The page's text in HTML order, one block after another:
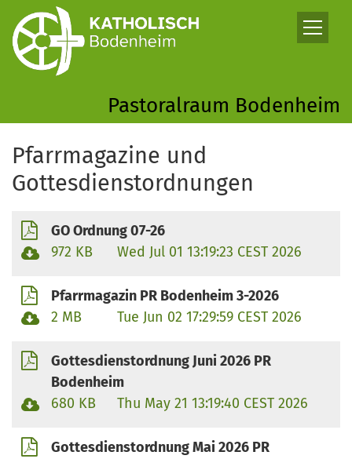
Zum Inhalt springen
Pastoralraum Bodenheim
Pfarrmagazine und
Gottesdienstordnungen
GO Ordnung 07-26
972 KB
Wed Jul 01 13:19:23 CEST 2026
Pfarrmagazin PR Bodenheim 3-2026
2 MB
Tue Jun 02 17:29:59 CEST 2026
Gottesdienstordnung Juni 2026 PR
Bodenheim
680 KB
Thu May 21 13:19:40 CEST 2026
Gottesdienstordnung Mai 2026 PR